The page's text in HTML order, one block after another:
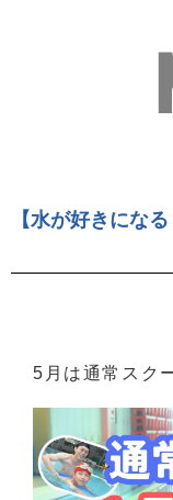
【水が好きにな
5月は通常スク